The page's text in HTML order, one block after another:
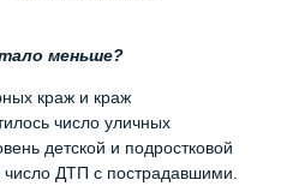
меньше?
краж и краж
число уличных
детской и подростковой
ДТП с пострадавшими.